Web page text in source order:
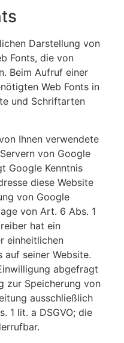
Darstellung von
Fonts, die von
Beim Aufruf einer
Web Fonts in
und Schriftarten
Ihnen verwendete
von Google
Google Kenntnis
diese Website
von Google
von Art. 6 Abs. 1
hat ein
einheitlichen
seiner Website.
abgefragt
zur Speicherung von
ausschließlich
1 lit. a DSGVO; die